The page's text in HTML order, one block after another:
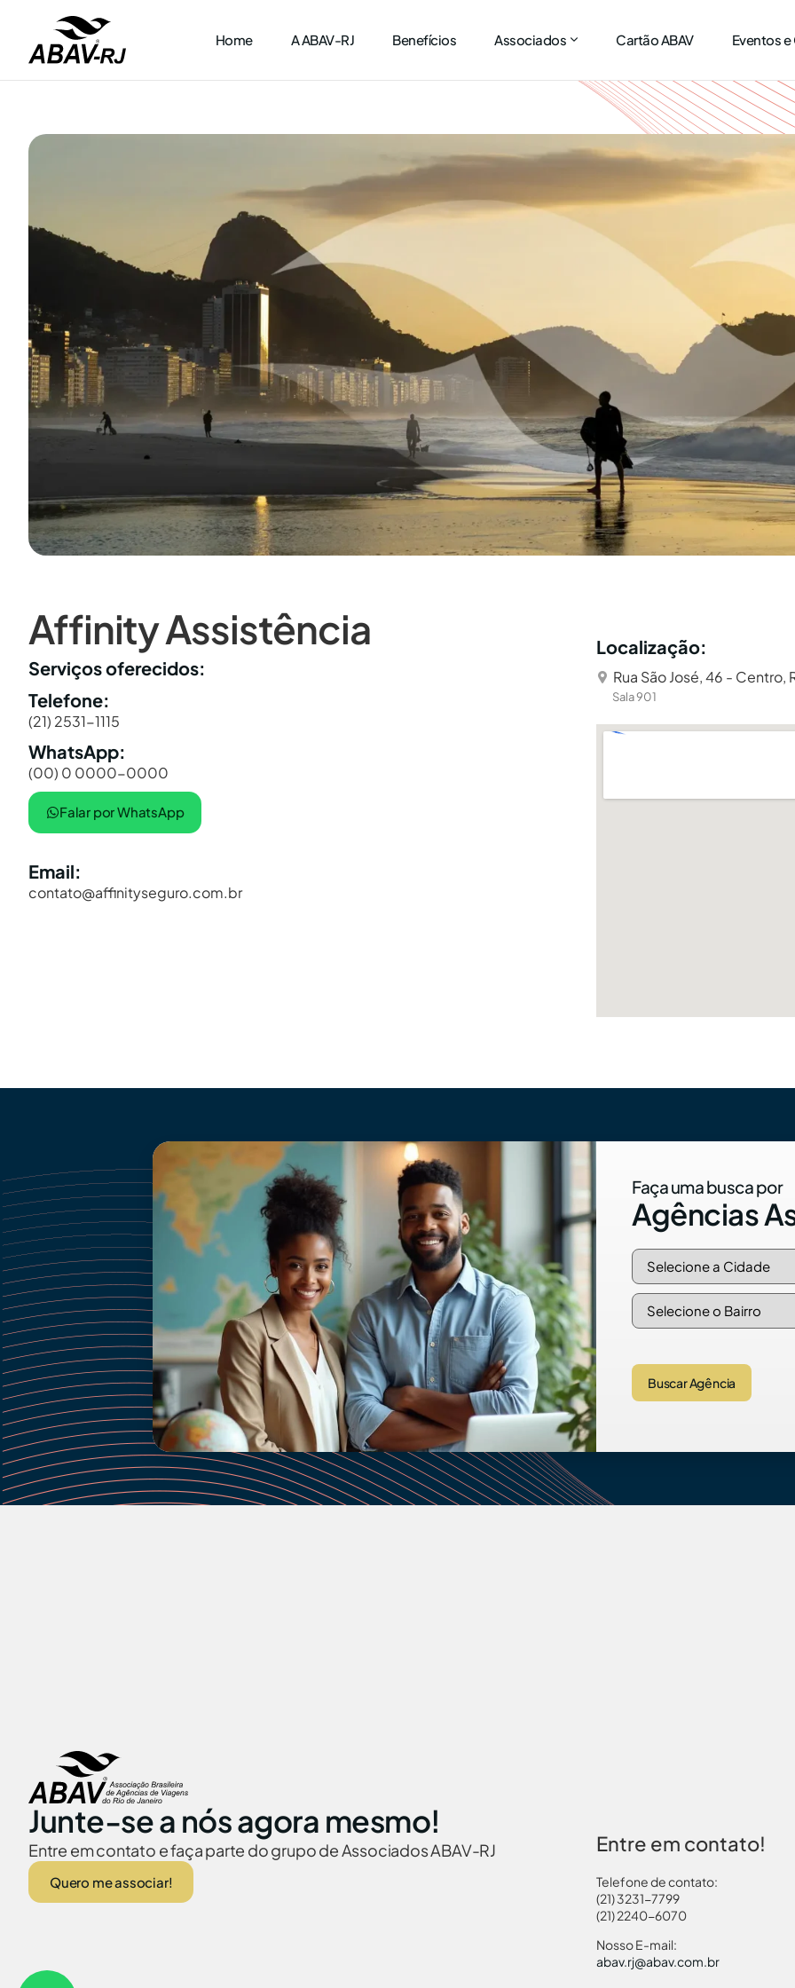
Home A ABAV-RJ Benefícios Associados Cartão ABAV Eventos
Affinity Assistência
Serviços oferecidos:
Telefone:
(21) 2531-1115
WhatsApp:
(00) 0 0000-0000
Falar por WhatsApp
Email:
contato@affinityseguro.com.br
Localização:
Rua São José, 46 - Centro,
Sala 901
Faça uma busca por
Agências
Buscar Agência
Junte-se a nós agora mesmo!
Entre em contato e faça parte do grupo de Associados ABAV-RJ
Quero me associar!
Entre em contato!
Telefone de contato:
(21) 3231-7799
(21) 2240-6070
Nosso E-mail:
abav.rj@abav.com.br